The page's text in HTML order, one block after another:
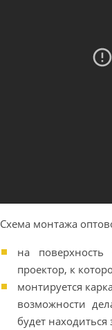
Схема монтажа
на поверхность
проектор, к
монтируется
возможности
будет находиться